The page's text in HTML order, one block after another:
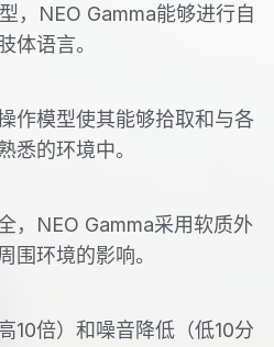
，NEO Gamma能够进行自
体语言。
作模型使其能够拾取和与各
悉的环境中。
，NEO Gamma采用软质外
围环境的影响。
10倍）和噪音降低（低10分